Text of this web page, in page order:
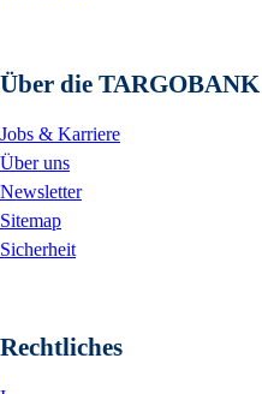
Über die TARGOBANK
Jobs & Karriere
Über uns
Newsletter
Sitemap
Sicherheit
Rechtliches